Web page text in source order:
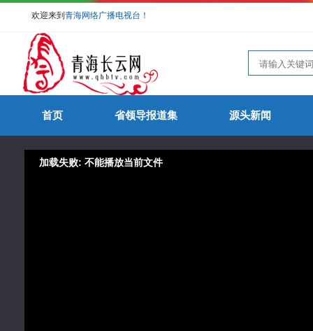
欢迎来到 青海网络广播电视台！
首页 省领导报道集 源头新闻
加载失败: 不能播放当前文件